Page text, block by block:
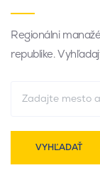
Regionálni
republike.
VYHĽADAŤ